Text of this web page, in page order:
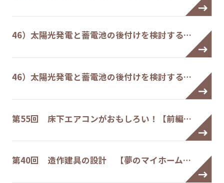
46）太陽光発電と蓄電池の後付けを検討する…
46）太陽光発電と蓄電池の後付けを検討する…
第55回 床下エアコンがおもしろい！【前編…
第40回 造作建具の設計 【夢のマイホーム…